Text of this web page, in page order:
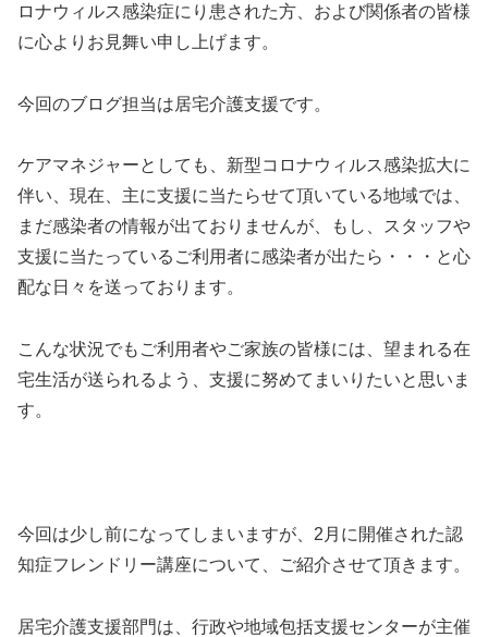
ロナウィルス感染症にり患された方、および関係者の皆様
に心よりお見舞い申し上げます。
今回のブログ担当は居宅介護支援です。
ケアマネジャーとしても、新型コロナウィルス感染拡大に
伴い、現在、主に支援に当たらせて頂いている地域では、
まだ感染者の情報が出ておりませんが、もし、スタッフや
支援に当たっているご利用者に感染者が出たら・・・と心
配な日々を送っております。
こんな状況でもご利用者やご家族の皆様には、望まれる在
宅生活が送られるよう、支援に努めてまいりたいと思いま
す。
今回は少し前になってしまいますが、2月に開催された認
知症フレンドリー講座について、ご紹介させて頂きます。
居宅介護支援部門は、行政や地域包括支援センターが主催